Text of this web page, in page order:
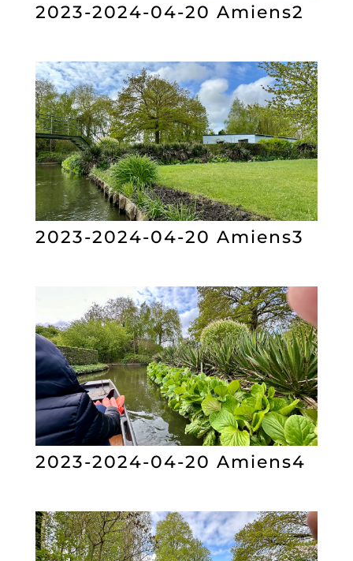
2023-2024-04-20 Amiens2
2023-2024-04-20 Amiens3
2023-2024-04-20 Amiens4